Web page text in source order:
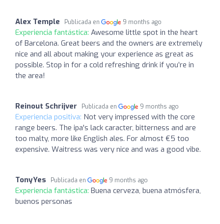
Alex Temple Publicada en 9 months ago
Experiencia fantástica: Awesome little spot in the heart
of Barcelona. Great beers and the owners are extremely
nice and all about making your experience as great as
possible. Stop in for a cold refreshing drink if you’re in
the area!
Reinout Schrijver Publicada en 9 months ago
Experiencia positiva: Not very impressed with the core
range beers. The ipa's lack caracter, bitterness and are
too malty, more like English ales. For almost €5 too
expensive. Waitress was very nice and was a good vibe.
TonyYes Publicada en 9 months ago
Experiencia fantástica: Buena cerveza, buena atmósfera,
buenos personas